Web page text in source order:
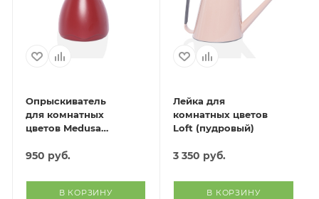
Опрыскиватель
для комнатных
цветов Medusa
950 руб.
В КОРЗИНУ
Лейка для
комнатных цветов
Loft (пудровый)
3 350 руб.
В КОРЗИНУ